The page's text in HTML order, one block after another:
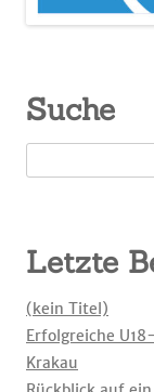
Suche
nach:
Letzte
(kein Titel)
Erfolgreiche
Krakau